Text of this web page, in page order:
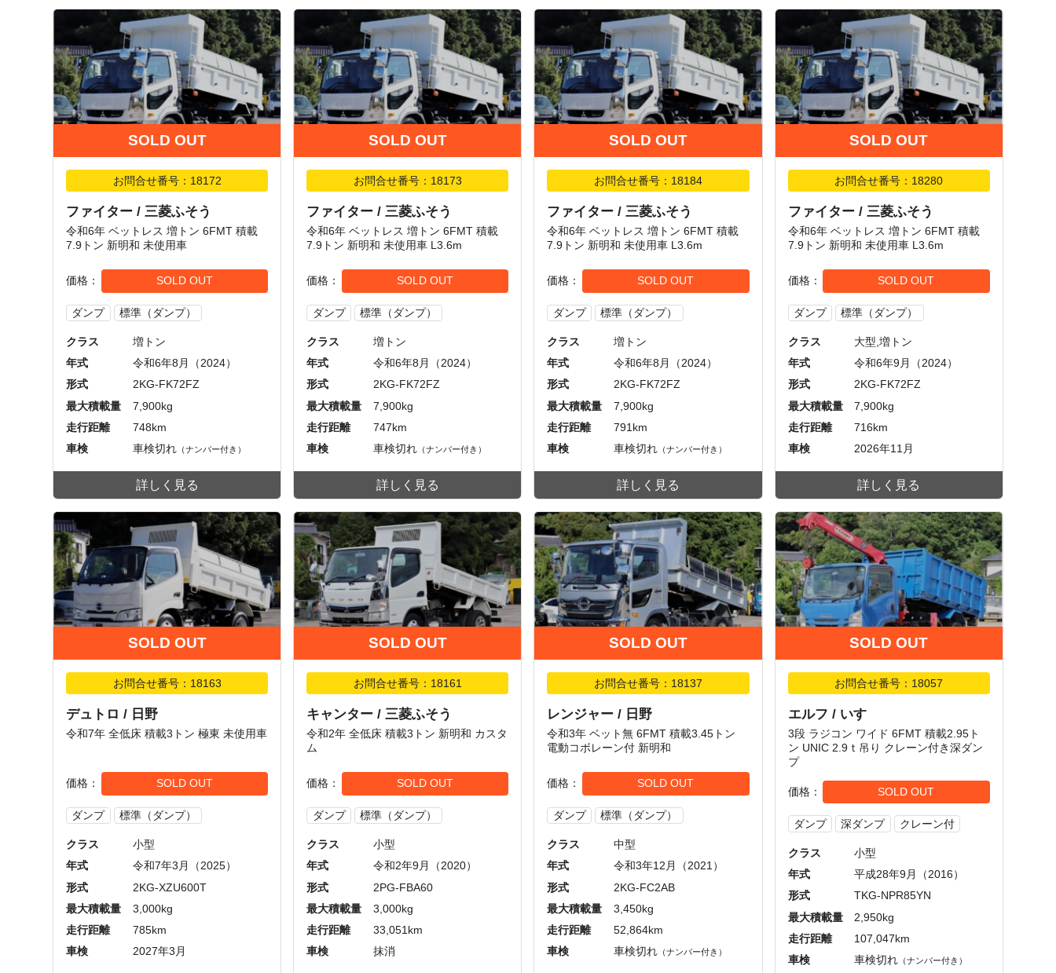
SOLD OUT
お問合せ番号：18172
ファイター / 三菱ふそう
令和6年 ベットレス 増トン 6FMT 積載
7.9トン 新明和 未使用車
価格 SOLD OUT
ダンプ 標準（ダンプ）
クラス
増トン
年式
令和6年8月（2024）
形式
2KG-FK72FZ
最大積載量
7,900kg
走行距離
748km
車検
車検切れ （ナンバー付き）
詳しく見る
SOLD OUT
お問合せ番号：18173
ファイター / 三菱ふそう
令和6年 ベットレス 増トン 6FMT 積載
7.9トン 新明和 未使用車 L3.6m
価格 SOLD OUT
ダンプ 標準（ダンプ）
クラス
増トン
年式
令和6年8月（2024）
形式
2KG-FK72FZ
最大積載量
7,900kg
走行距離
747km
車検
車検切れ （ナンバー付き）
詳しく見る
SOLD OUT
お問合せ番号：18184
ファイター / 三菱ふそう
令和6年 ベットレス 増トン 6FMT 積載
7.9トン 新明和 未使用車 L3.6m
価格 SOLD OUT
ダンプ 標準（ダンプ）
クラス
増トン
年式
令和6年8月（2024）
形式
2KG-FK72FZ
最大積載量
7,900kg
走行距離
791km
車検
車検切れ （ナンバー付き）
詳しく見る
SOLD OUT
お問合せ番号：18280
ファイター / 三菱ふそう
令和6年 ベットレス 増トン 6FMT 積載
7.9トン 新明和 未使用車 L3.6m
価格 SOLD OUT
ダンプ 標準（ダンプ）
クラス
大型,増トン
年式
令和6年9月（2024）
形式
2KG-FK72FZ
最大積載量
7,900kg
走行距離
716km
車検
2026年11月
詳しく見る
SOLD OUT
お問合せ番号：18163
デュトロ / 日野
令和7年 全低床 積載3トン 極東 未使用車
価格 SOLD OUT
ダンプ 標準（ダンプ）
クラス
小型
年式
令和7年3月（2025）
形式
2KG-XZU600T
最大積載量
3,000kg
走行距離
785km
車検
2027年3月
SOLD OUT
お問合せ番号：18161
キャンター / 三菱ふそう
令和2年 全低床 積載3トン 新明和 カスタ
ム
価格 SOLD OUT
ダンプ 標準（ダンプ）
クラス
小型
年式
令和2年9月（2020）
形式
2PG-FBA60
最大積載量
3,000kg
走行距離
33,051km
車検
抹消
SOLD OUT
お問合せ番号：18137
レンジャー / 日野
令和3年 ベット無 6FMT 積載3.45トン
電動コボレーン付 新明和
価格 SOLD OUT
ダンプ 標準（ダンプ）
クラス
中型
年式
令和3年12月（2021）
形式
2KG-FC2AB
最大積載量
3,450kg
走行距離
52,864km
車検
車検切れ （ナンバー付き）
SOLD OUT
お問合せ番号：18057
エルフ / いすゞ
3段 ラジコン ワイド 6FMT 積載2.95ト
ン UNIC 2.9ｔ吊り クレーン付き深ダン
プ
価格 SOLD OUT
ダンプ 深ダンプ クレーン付
クラス
小型
年式
平成28年9月（2016）
形式
TKG-NPR85YN
最大積載量
2,950kg
走行距離
107,047km
車検
車検切れ （ナンバー付き）